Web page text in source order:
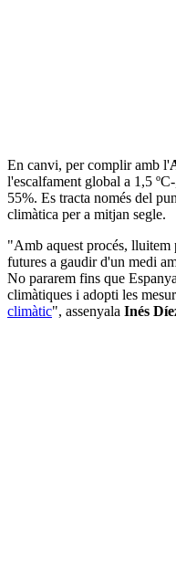
En canvi, per complir amb l'
l'escalfament global a 1,5
55%. Es tracta només del
climàtica per a mitjan segle.
"Amb aquest procés, lluitem
futures a gaudir d'un medi
No pararem fins que
climàtiques i adopti les
climàtic", assenyala Inés